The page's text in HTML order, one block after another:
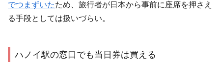
でつまずいたため、旅行者が日本から事前に座席を押さえ
る手段としては扱いづらい。
ハノイ駅の窓口でも当日券は買える